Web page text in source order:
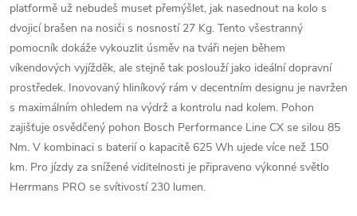
platformě už nebudeš muset přemýšlet, jak nasednout na kolo s
dvojicí brašen na nosiči s nosností 27 Kg. Tento všestranný
pomocník dokáže vykouzlit úsměv na tváři nejen během
víkendových vyjížděk, ale stejně tak poslouží jako ideální dopravní
prostředek. Inovovaný hliníkový rám v decentním designu je navržen
s maximálním ohledem na výdrž a kontrolu nad kolem. Pohon
zajišťuje osvědčený pohon Bosch Performance Line CX se silou 85
Nm. V kombinaci s baterií o kapacitě 625 Wh ujede více než 150
km. Pro jízdy za snížené viditelnosti je připraveno výkonné světlo
Herrmans PRO se svítivostí 230 lumen.